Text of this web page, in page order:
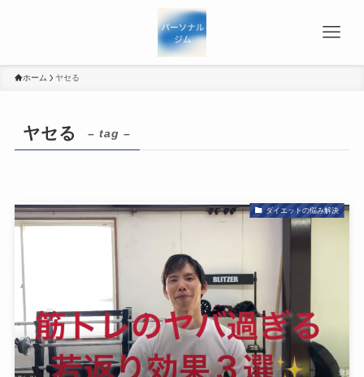
ホーム ヤセる
ヤセる – tag –
ダイエットの悩み解決